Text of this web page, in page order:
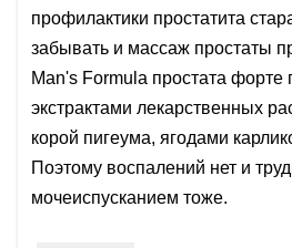
профилактики простатита
забывать и массаж простаты
Mаn's Formula простата
экстрактами лекарственных
корой пигеума, ягодами
Поэтому воспалений нет и
мочеиспусканием тоже.